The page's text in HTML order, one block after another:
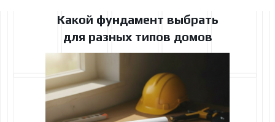
Какой фундамент выбрать
для разных типов домов